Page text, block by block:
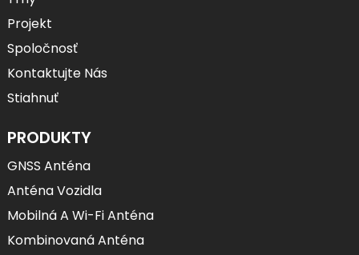
Projekt
Spoločnosť
Kontaktujte Nás
Stiahnuť
PRODUKTY
GNSS Anténa
Anténa Vozidla
Mobilná A Wi-Fi Anténa
Kombinovaná Anténa